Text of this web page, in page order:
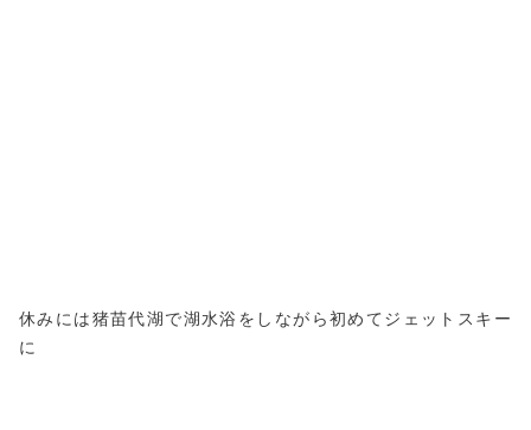
休みには猪苗代湖で湖水浴をしながら初めてジェットスキー
に